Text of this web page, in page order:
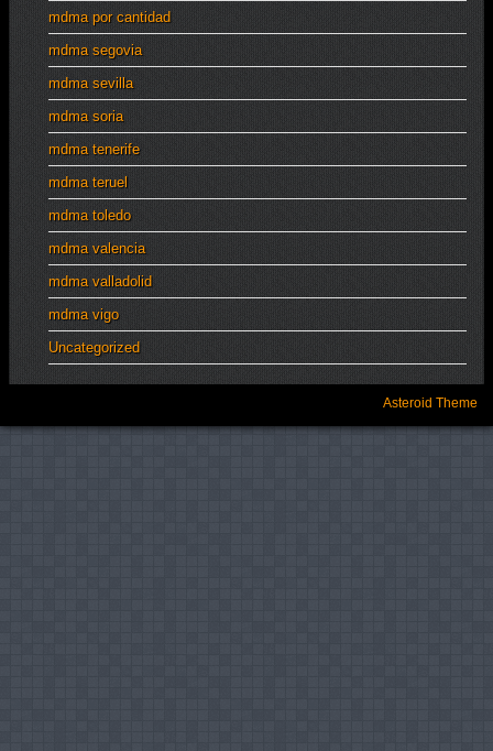
mdma por cantidad
mdma segovia
mdma sevilla
mdma soria
mdma tenerife
mdma teruel
mdma toledo
mdma valencia
mdma valladolid
mdma vigo
Uncategorized
Asteroid Theme